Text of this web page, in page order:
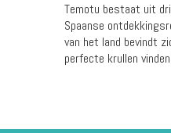
Temotu bestaat uit
Spaanse
van het land bevindt
perfecte krullen